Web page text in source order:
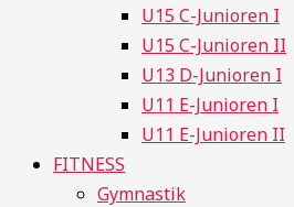
U15 C-Junioren I
U15 C-Junioren II
U13 D-Junioren I
U11 E-Junioren I
U11 E-Junioren II
FITNESS
Gymnastik